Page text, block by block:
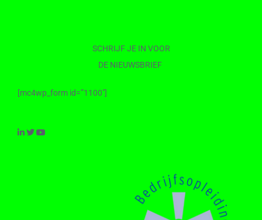
SCHRIJF JE IN VOOR
DE NIEUWSBRIEF
[mc4wp_form id=”1100″]